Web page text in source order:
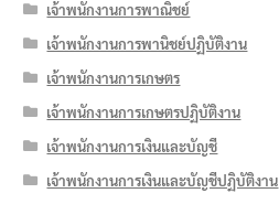
เจ้าพนักงานการพาณิชย์
เจ้าพนักงานการพานิชย์ปฏิบัติงาน
เจ้าพนักงานการเกษตร
เจ้าพนักงานการเกษตรปฏิบัติงาน
เจ้าพนักงานการเงินและบัญชี
เจ้าพนักงานการเงินและบัญชีปฏิบัติงาน